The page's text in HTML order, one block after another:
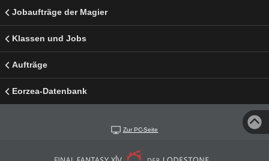
Jobaufträge der Magier
Klassen und Jobs
Aufträge
Eorzea-Datenbank
Zur PC-Seite